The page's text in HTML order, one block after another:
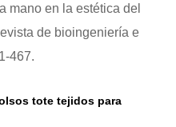
mano en la estética del
de bioingeniería e
467.
tote tejidos para